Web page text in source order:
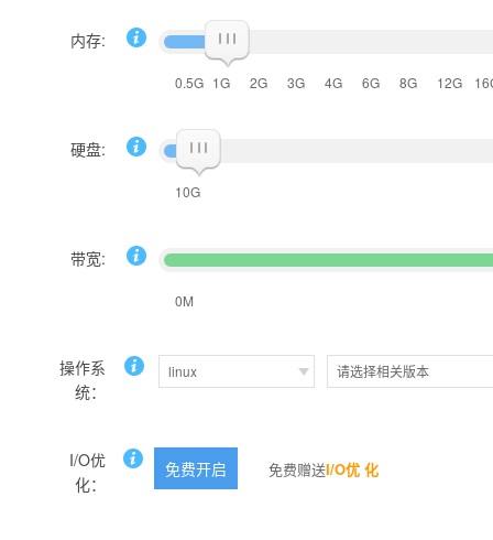
内存:
0.5G 1G 2G 3G 4G 6G 8G 12G
硬盘:
10G
带宽:
0M
操作系
统：
linux 请选择相关版本
I/O优
化：
免费开启 免费赠送I/O优 化